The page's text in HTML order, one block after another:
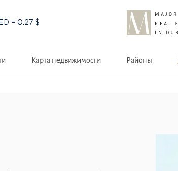
= 0.27 $
Карта недвижимости Районы